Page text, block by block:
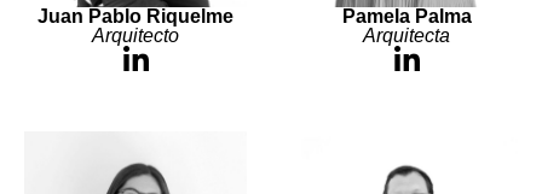
Juan Pablo Riquelme
Arquitecto
Pamela Palma
Arquitecta